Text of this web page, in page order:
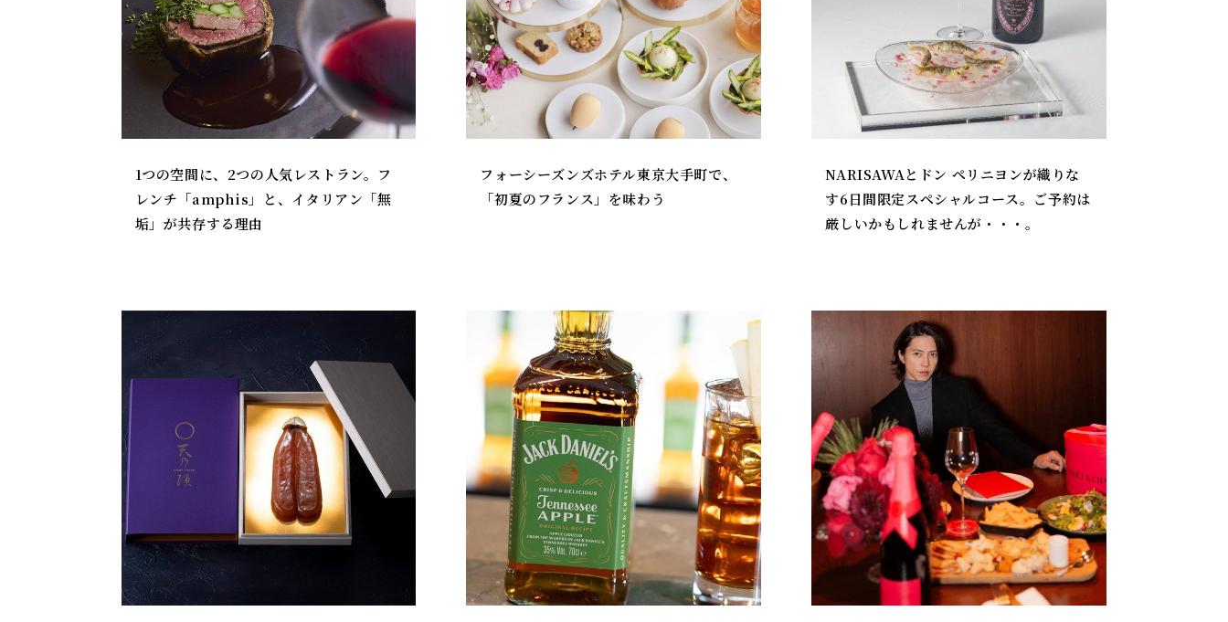
1つの空間に、2つの人気レストラン。フ
レンチ「amphis」と、イタリアン「無
垢」が共存する理由
フォーシーズンズホテル東京大手町で、
「初夏のフランス」を味わう
NARISAWAとドン ペリニヨンが織りな
す6日間限定スペシャルコース。ご予約は
厳しいかもしれませんが・・・。